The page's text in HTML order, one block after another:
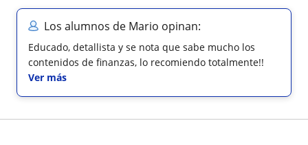
Los alumnos de Mario opinan:
Educado, detallista y se nota que sabe mucho los
contenidos de finanzas, lo recomiendo totalmente!!
Ver más